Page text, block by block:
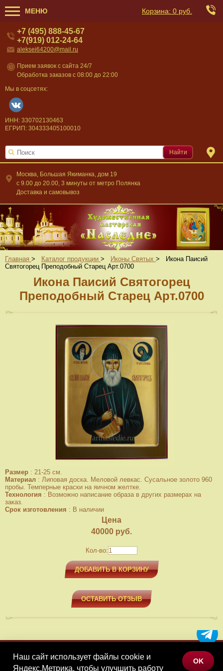
МЕНЮ Корзина: 0 руб.
Москва, Большая Якиманка, дом 19
c 9.00 до 20.00, 3 минуты от метро Полянка
Доставка и самовывоз
+7 (495) 888-45-67
+7(919) 012-24-64
aleksei64200@mail.ru
Прием заявок с сайта 24/7
Обработка заказов с 08:00 до 22:00
Мы в соцсетях:
ИНН: 330702130463
ЕГРИП: 304333405100010
Найти
Главная > Каталог продукции > Иконы Святых >
Икона Паисий
Святогорец Преподобный Старец Арт.0700
Икона Паисий Святогорец
Преподобный Старец Арт.0700
Размер : 21-25 см.
Материал : Липовая доска. Меловой левкас. Сусальное золото 960
пробы. Темперные краски на яичном желтке.
Технология : Возможно написание образа в других размерах на
заказ.
Срок изготовления : В наличии
Цена
40000 руб.
Кол-во:
ДОБАВИТЬ В КОРЗИНУ
ОСТАВИТЬ ОТЗЫВ
МЕНЮ
Наш сайт использует файлы cookie и
Яндекс.Метрика, чтобы улучшить работу
OK